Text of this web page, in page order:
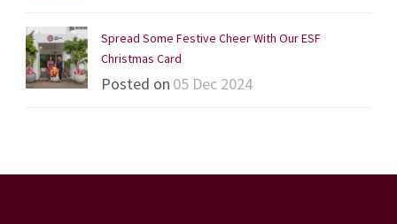
Spread Some Festive Cheer With Our ESF
Christmas Card
Posted on 05 Dec 2024